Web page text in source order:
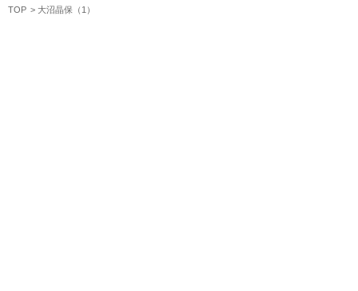
TOP 大沼晶保（1）